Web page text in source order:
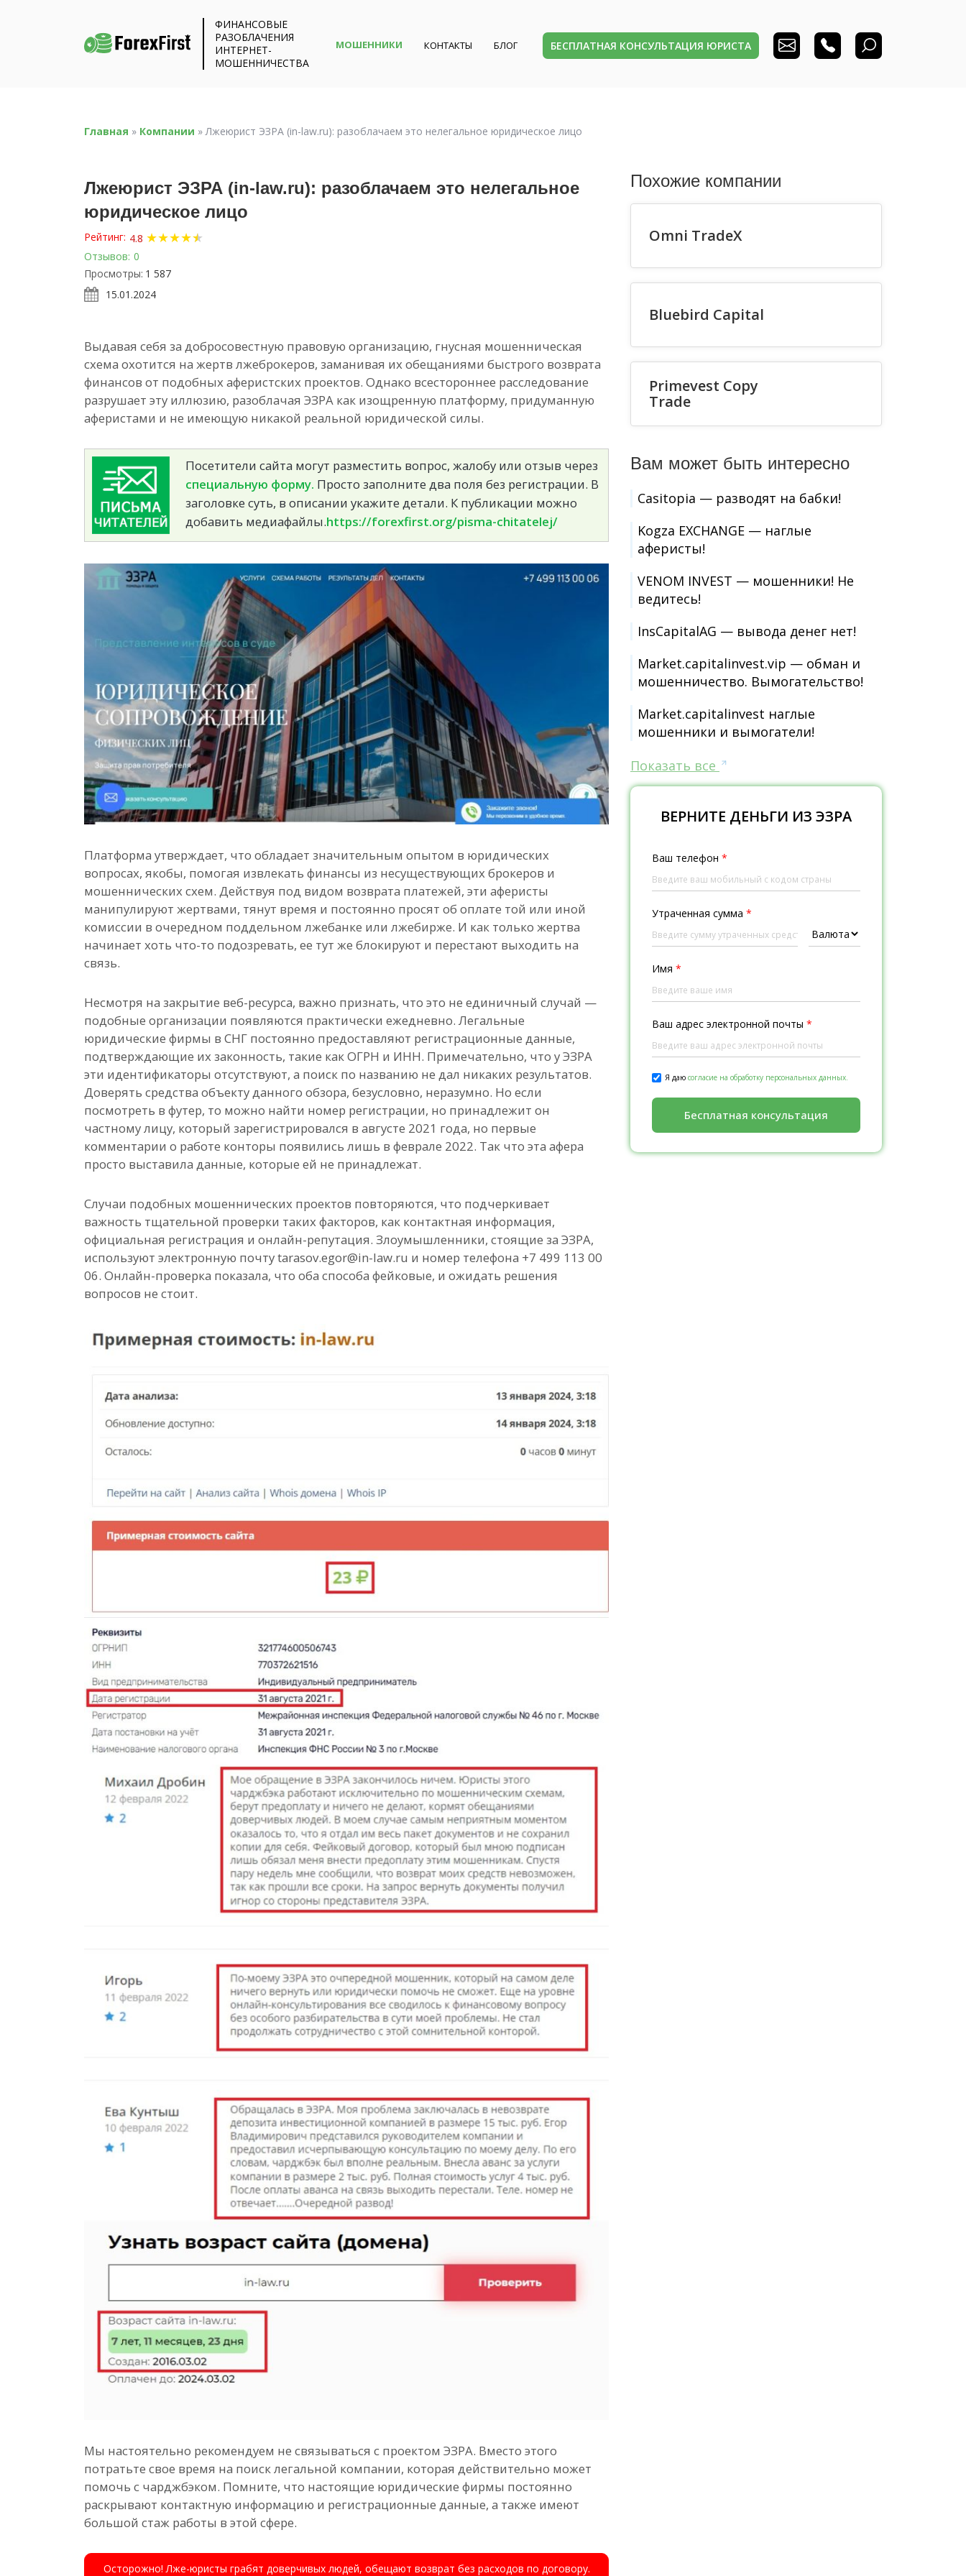
ФИНАНСОВЫЕ
РАЗОБЛАЧЕНИЯ
ИНТЕРНЕТ-
МОШЕННИЧЕСТВА
МОШЕННИКИ КОНТАКТЫ БЛОГ БЕСПЛАТНАЯ КОНСУЛЬТАЦИЯ ЮРИСТА
Главная » Компании »Лжеюрист ЭЗРА (in-law.ru): разоблачаем это нелегальное юридическое лицо
Лжеюрист ЭЗРА (in-law.ru): разоблачаем это нелегальное
юридическое лицо
Рейтинг: 4.8 ★★★★★
★
Отзывов: 0
Просмотры: 1 587
15.01.2024
Выдавая себя за добросовестную правовую организацию, гнусная мошенническая
схема охотится на жертв лжеброкеров, заманивая их обещаниями быстрого возврата
финансов от подобных аферистских проектов. Однако всестороннее расследование
разрушает эту иллюзию, разоблачая ЭЗРА как изощренную платформу, придуманную
аферистами и не имеющую никакой реальной юридической силы.
Посетители сайта могут разместить вопрос, жалобу или отзыв через
специальную форму. Просто заполните два поля без регистрации. В
заголовке суть, в описании укажите детали. К публикации можно
добавить медиафайлы.https://forexfirst.org/pisma-chitatelej/
Платформа утверждает, что обладает значительным опытом в юридических
вопросах, якобы, помогая извлекать финансы из несуществующих брокеров и
мошеннических схем. Действуя под видом возврата платежей, эти аферисты
манипулируют жертвами, тянут время и постоянно просят об оплате той или иной
комиссии в очередном поддельном лжебанке или лжебирже. И как только жертва
начинает хоть что-то подозревать, ее тут же блокируют и перестают выходить на
связь.
Несмотря на закрытие веб-ресурса, важно признать, что это не единичный случай —
подобные организации появляются практически ежедневно. Легальные
юридические фирмы в СНГ постоянно предоставляют регистрационные данные,
подтверждающие их законность, такие как ОГРН и ИНН. Примечательно, что у ЭЗРА
эти идентификаторы отсутствуют, а поиск по названию не дал никаких результатов.
Доверять средства объекту данного обзора, безусловно, неразумно. Но если
посмотреть в футер, то можно найти номер регистрации, но принадлежит он
частному лицу, который зарегистрировался в августе 2021 года, но первые
комментарии о работе конторы появились лишь в феврале 2022. Так что эта афера
просто выставила данные, которые ей не принадлежат.
Случаи подобных мошеннических проектов повторяются, что подчеркивает
важность тщательной проверки таких факторов, как контактная информация,
официальная регистрация и онлайн-репутация. Злоумышленники, стоящие за ЭЗРА,
используют электронную почту tarasov.egor@in-law.ru и номер телефона +7 499 113 00
06. Онлайн-проверка показала, что оба способа фейковые, и ожидать решения
вопросов не стоит.
Мы настоятельно рекомендуем не связываться с проектом ЭЗРА. Вместо этого
потратьте свое время на поиск легальной компании, которая действительно может
помочь с чарджбэком. Помните, что настоящие юридические фирмы постоянно
раскрывают контактную информацию и регистрационные данные, а также имеют
большой стаж работы в этой сфере.
Осторожно! Лже-юристы грабят доверчивых людей, обещают возврат без расходов по договору.
Похожие компании
Omni TradeX
Bluebird Capital
Primevest Copy
Trade
Вам может быть интересно
Casitopia — разводят на бабки!
Kogza EXCHANGE — наглые
аферисты!
VENOM INVEST — мошенники! Не
ведитесь!
InsCapitalAG — вывода денег нет!
Market.capitalinvest.vip — обман и
мошенничество. Вымогательство!
Market.capitalinvest наглые
мошенники и вымогатели!
Показать все
ВЕРНИТЕ ДЕНЬГИ ИЗ ЭЗРА
Ваш телефон *
Утраченная сумма *
Имя *
Ваш адрес электронной почты *
Я даю согласие на обработку персональных данных.
Бесплатная консультация